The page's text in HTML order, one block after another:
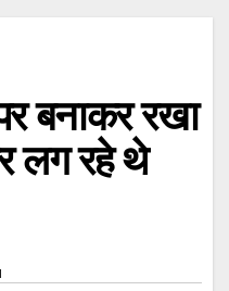
बनाकर रखा
लग रहे थे